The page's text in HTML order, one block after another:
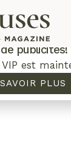
concours.
publicités!
est
PLUS